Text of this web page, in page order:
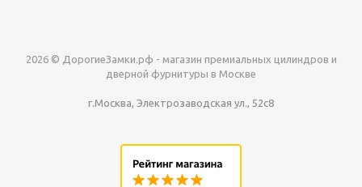
2026 © ДорогиеЗамки.рф - магазин премиальных цилиндров и
дверной фурнитуры в Москве
г.Москва, Электрозаводская ул., 52с8